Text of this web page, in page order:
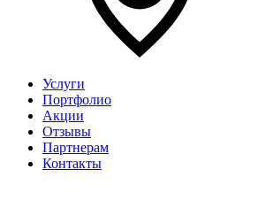
Услуги
Портфолио
Акции
Отзывы
Партнерам
Контакты